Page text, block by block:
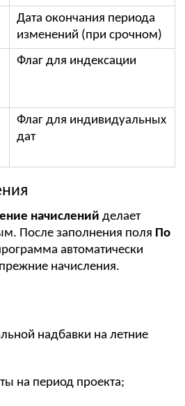
Дата окончания периода
изменений (при срочном)
Флаг для индексации
Флаг для индивидуальных
дат
начислений делает
После заполнения поля По
автоматически
начисления.
надбавки на летние
на период проекта;